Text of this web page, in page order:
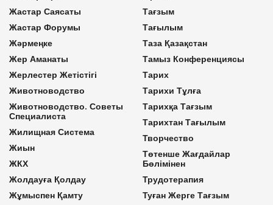
Жастар Саясаты
Жастар Форумы
Жәрмеңке
Жер Аманаты
Жерлестер Жетістігі
Животноводство
Животноводство. Советы
Специалиста
Жилищная Система
Жиын
ЖКХ
Жолдауға Қолдау
Жұмыспен Қамту
Тағзым
Тағылым
Таза Қазақстан
Тамыз Конференциясы
Тарих
Тарихи Тұлға
Тарихқа Тағзым
Тарихтан Тағылым
Творчество
Төтенше Жағдайлар
Бөлімінен
Трудотерапия
Туған Жерге Тағзым